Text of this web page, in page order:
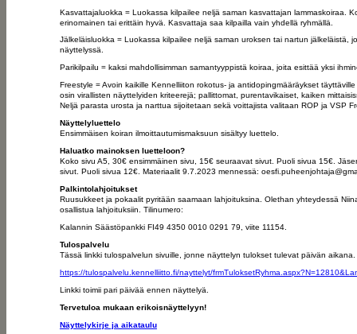
Kasvattajaluokka = Luokassa kilpailee neljä saman kasvattajan lammaskoiraa.
erinomainen tai erittäin hyvä. Kasvattaja saa kilpailla vain yhdellä ryhmällä.
Jälkeläisluokka = Luokassa kilpailee neljä saman uroksen tai nartun jälkeläistä,
näyttelyssä.
Parikilpailu = kaksi mahdollisimman samantyyppistä koiraa, joita esittää yksi
Freestyle = Avoin kaikille Kennelliiton rokotus- ja antidopingmääräykset
osin virallisten näyttelyiden kriteerejä; pallittomat, purentavikaiset, kaiken
Neljä parasta urosta ja narttua sijoitetaan sekä voittajista valitaan ROP ja VSP
Näyttelyluettelo
Ensimmäisen koiran ilmoittautumismaksuun sisältyy luettelo.
Haluatko mainoksen luetteloon?
Koko sivu A5, 30€ ensimmäinen sivu, 15€ seuraavat sivut. Puoli sivua 15€.
sivut. Puoli sivua 12€. Materiaalit 9.7.2023 mennessä:
Palkintolahjoitukset
Ruusukkeet ja pokaalit pyritään saamaan lahjoituksina. Olethan yhteydessä
osallistua lahjoituksiin. Tilinumero:
Kalannin Säästöpankki FI49 4350 0010 0291 79, viite 11154.
Tulospalvelu
Tässä linkki tulospalvelun sivuille, jonne näyttelyn tulokset tulevat päivän aikana.
https://tulospalvelu.kennelliitto.fi/nayttelyt/
Linkki toimii pari päivää ennen näyttelyä.
Tervetuloa mukaan erikoisnäyttelyyn!
Näyttelykirje ja aikataulu